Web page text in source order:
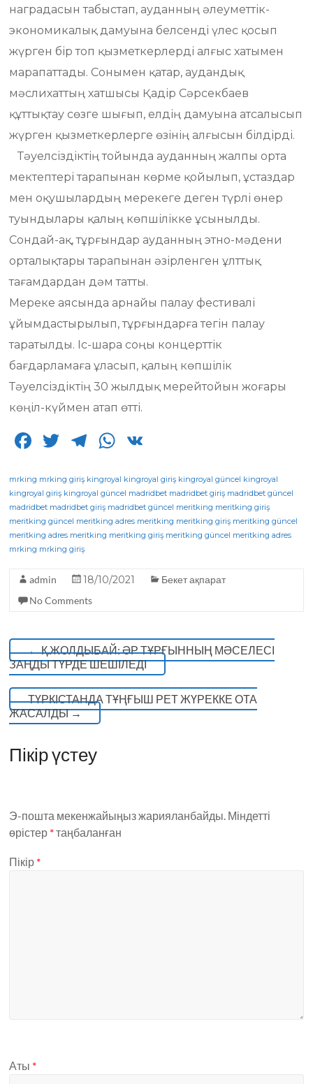
наградасын табыстап, ауданның әлеуметтік-
экономикалық дамуына белсенді үлес қосып
жүрген бір топ қызметкерлерді алғыс хатымен
марапаттады. Сонымен қатар, аудандық
мәслихаттың хатшысы Қадір Сәрсекбаев
құттықтау сөзге шығып, елдің дамуына атсалысып
жүрген қызметкерлерге өзінің алғысын білдірді.
Тәуелсіздіктің тойында ауданның жалпы орта
мектептері тарапынан көрме қойылып, ұстаздар
мен оқушылардың мерекеге деген түрлі өнер
туындылары қалың көпшілікке ұсынылды.
Сондай-ақ, тұрғындар ауданның этно-мәдени
орталықтары тарапынан әзірленген ұлттық
тағамдардан дәм татты.
Мереке аясында арнайы палау фестивалі
ұйымдастырылып, тұрғындарға тегін палау
таратылды. Іс-шара соңы концерттік
бағдарламаға ұласып, қалың көпшілік
Тәуелсіздіктің 30 жылдық мерейтойын жоғары
көңіл-күймен атап өтті.
F
c
e
b
o
o
k
T
it
te
r
T
e
g
ra
W
a
ts
A
p
mrking mrking giriş kingroyal kingroyal giriş kingroyal güncel kingroyal
kingroyal giriş kingroyal güncel madridbet madridbet giriş madridbet güncel
madridbet madridbet giriş madridbet güncel meritking meritking giriş
meritking güncel meritking adres meritking meritking giriş meritking güncel
meritking adres meritking meritking giriş meritking güncel meritking adres
mrking mrking giriş
admin 18/10/2021
Бекет ақпарат
No Comments
←Қ.ЖОЛДЫБАЙ: ӘР ТҰРҒЫННЫҢ МӘСЕЛЕСІ
ЗАҢДЫ ТҮРДЕ ШЕШІЛЕДІ
ТҮРКІСТАНДА ТҰҢҒЫШ РЕТ ЖҮРЕККЕ ОТА
ЖАСАЛДЫ→
Пікір үстеу
Э-пошта мекенжайыңыз жарияланбайды. Міндетті
өрістер *таңбаланған
Пікір *
Аты *